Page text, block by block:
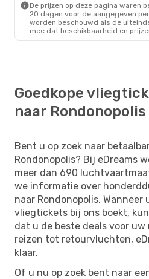
De prijzen op deze pagina waren
20 dagen voor de aangegeven
worden beschouwd als de
mee dat beschikbaarheid en
Goedkope
naar Rondonopolis
Bent u op zoek naar
Rondonopolis? Bij eDreams
meer dan 690
we informatie over
naar Rondonopolis. Wanneer
vliegtickets bij ons boekt,
dat u de beste deals voor uw
reizen tot retourvluchten,
klaar.
Of u nu op zoek bent naar